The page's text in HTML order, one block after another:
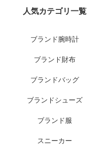
人気カテゴリ一覧
ブランド腕時計
ブランド財布
ブランドバッグ
ブランドシューズ
ブランド服
スニーカー